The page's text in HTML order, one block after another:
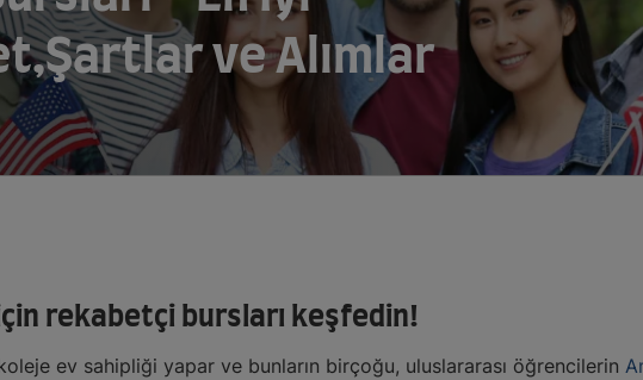
ve Alımlar
rekabetçi bursları keşfedin!
ev sahipliği yapar ve bunların birçoğu, uluslararası öğrencilerin